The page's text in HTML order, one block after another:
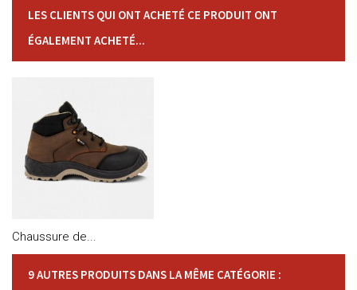
LES CLIENTS QUI ONT ACHETÉ CE PRODUIT ONT
ÉGALEMENT ACHETÉ...
Chaussure de...
9 AUTRES PRODUITS DANS LA MÊME CATÉGORIE :